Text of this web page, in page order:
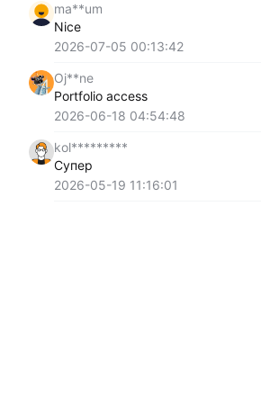
ma**um
Nice
2026-07-05 00:13:42
Oj**ne
Portfolio access
2026-06-18 04:54:48
kol*********
Супер
2026-05-19 11:16:01